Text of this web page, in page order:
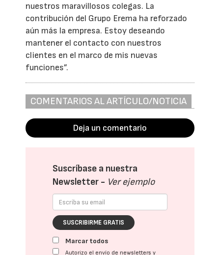
nuestros maravillosos colegas. La
contribución del Grupo Erema ha reforzado
aún más la empresa. Estoy deseando
mantener el contacto con nuestros
clientes en el marco de mis nuevas
funciones”.
COMENTARIOS AL ARTÍCULO/NOTICIA
Deja un comentario
Suscríbase a nuestra
Newsletter - Ver ejemplo
SUSCRIBIRME GRATIS
Marcar todos
Autorizo el envío de newsletters y